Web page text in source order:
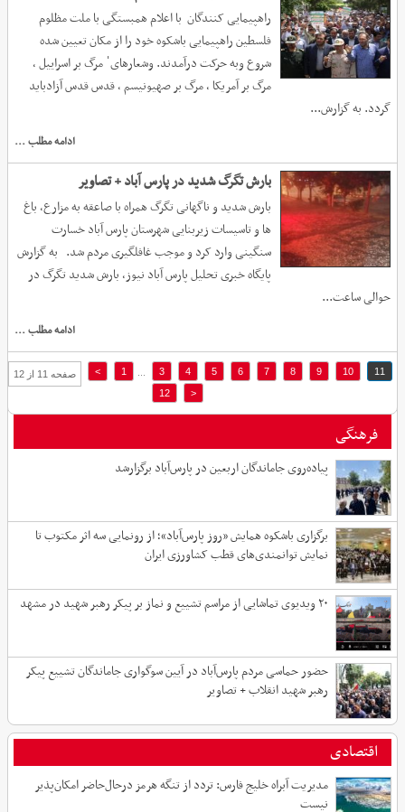
راهپیمایی کنندگان با اعلام همبستگی با ملت مظلوم
فلسطین راهپیمایی باشکوه خود را از مکان تعیین شده
شروع وبه حرکت درآمدند. وشعارهایˈ مرگ بر اسراییل ،
مرگ بر آمریکا ، مرگ بر صهیونیسم ، قدس قدس آزادباید
گردد. به گزارش...
ادامه مطلب ...
بارش تگرگ شدید در پارس آباد + تصاویر
بارش شدید و ناگهانی تگرگ همراه با صاعقه به مزارع، باغ
ها و تاسیسات زیربنایی شهرستان پارس آباد خسارت
سنگینی وارد کرد و موجب غافلگیری مردم شد. به گزارش
پایگاه خبری تحلیل پارس آباد نیوز، بارش شدید تگرگ در
حوالی ساعت...
ادامه مطلب ...
صفحه 11 از 12 > 1 3 4 5 6 7 8 9 10
11
12
<
فرهنگی
پیاده‌روی جاماندگان اربعین در پارس‌آباد برگزارشد
برگزاری باشکوه همایش «روز پارس‌آباد»؛ از رونمایی سه اثر مکتوب تا
نمایش توانمندی‌های قطب کشاورزی ایران
۲۰ ویدیوی تماشایی از مراسم تشییع و نماز بر پیکر رهبر شهید در مشهد
حضور حماسی مردم پارس‌آباد در آیین سوگواری جاماندگان تشییع پیکر
رهبر شهید انقلاب + تصاویر
اقتصادی
مدیریت آبراه خلیج فارس: تردد از تنگه هرمز درحال‌حاضر امکان‌پذیر
نیست